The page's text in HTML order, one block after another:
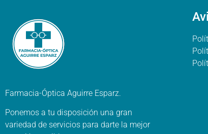
Farmacia-Óptica Aguirre Esparz.
Ponemos a tu disposición una gran
variedad de servicios para darte la mejor